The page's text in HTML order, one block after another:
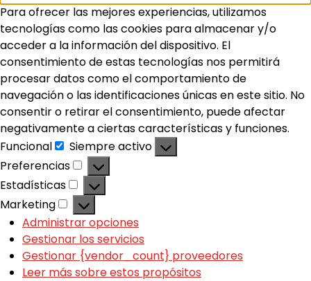
Para ofrecer las mejores experiencias, utilizamos
tecnologías como las cookies para almacenar y/o
acceder a la información del dispositivo. El
consentimiento de estas tecnologías nos permitirá
procesar datos como el comportamiento de
navegación o las identificaciones únicas en este sitio. No
consentir o retirar el consentimiento, puede afectar
negativamente a ciertas características y funciones.
Funcional
Siempre activo
Preferencias
Estadísticas
Marketing
Administrar opciones
Gestionar los servicios
Gestionar {vendor_count} proveedores
Leer más sobre estos propósitos